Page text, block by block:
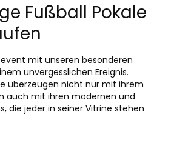
Fußball Pokale
mit unseren besonderen
unvergesslichen Ereignis.
überzeugen nicht nur mit ihrem
auch mit ihren modernen und
die jeder in seiner Vitrine stehen